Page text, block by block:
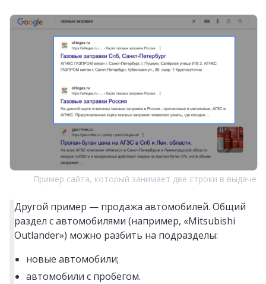
Пример сайта, который занимает две строки в выдаче
Другой пример — продажа автомобилей. Общий
раздел с автомобилями (например, «Mitsubishi
Outlander») можно разбить на подразделы:
новые автомобили;
автомобили с пробегом.